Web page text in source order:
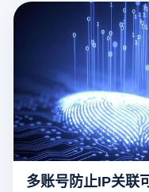
多账号防止IP关联